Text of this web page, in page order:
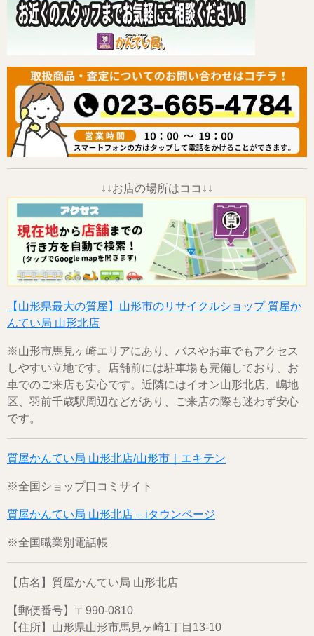
↓↓お店の場所はココ↓↓
【山形県最大の質屋】山形市のリサイクルショップ 質屋か
んてい局 山形北店
※山形市馬見ヶ崎エリアにあり、バスやお車でもアクセス
しやすい立地です。店舗前には駐車場も完備しており、お
車でのご来店も安心です。近隣にはイオン山形北店、嶋地
区、羽前千歳駅周辺などがあり、ご来店の際も迷わず安心
です。
質屋かんてい局 山形北店/山形市｜エキテン
※全国ショップ口コミサイト
質屋かんてい局 山形北店 – iタウンページ
※全国職業別電話帳
【店名】質屋かんてい局 山形北店
【郵便番号】〒990-0810
【住所】山形県山形市馬見ヶ崎1丁目13-10